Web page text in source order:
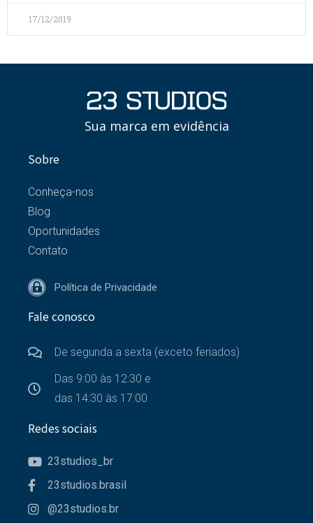
17/12/2019
Sua marca em evidência
Sobre
Conheça-nos
Blog
Oportunidades
Contato
Política de Privacidade
Fale conosco
De segunda a sexta (exceto feriados)
Das 9:00 às 12:30 e
das 14:30 às 17:00
Redes sociais
23studios_br
23studios.brasil
@23studios.br